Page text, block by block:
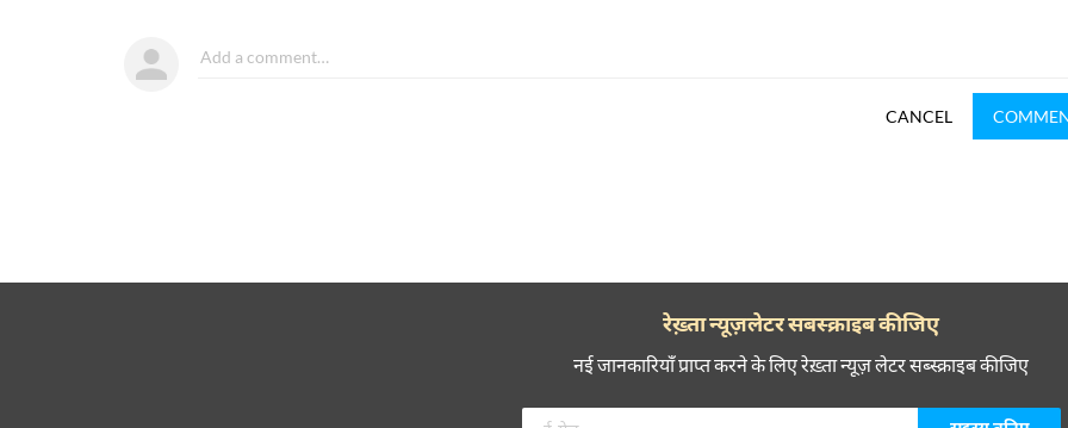
CANCEL
रेख़्ता न्यूज़लेटर सबस्क्राइब कीजिए
नई जानकारियाँ प्राप्त करने के लिए रेख़्ता न्यूज़ लेटर सब्स्क्राइब कीजिए